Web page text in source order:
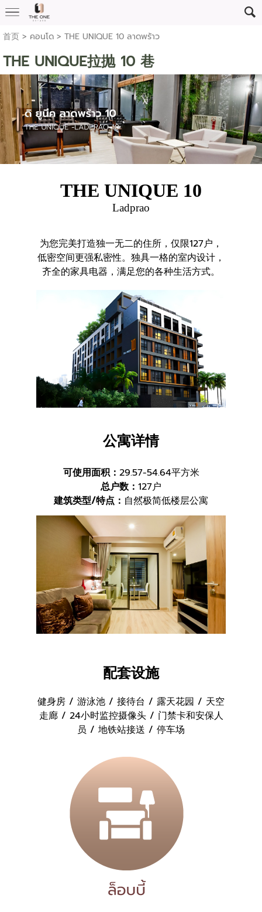
首页> คอนโด> THE UNIQUE 10 ลาดพร้าว
THE UNIQUE拉抛 10 巷
THE UNIQUE 10
Ladprao
为您完美打造独一无二的住所，仅限127户，
低密空间更强私密性。独具一格的室内设计，
齐全的家具电器，满足您的各种生活方式。
公寓详情
可使用面积： 29.57-54.64平方米
总户数： 127户
建筑类型/特点： 自然่极简低楼层公寓
配套设施
健身房 / 游泳池 / 接待台 / 露天花园 / 天空
走廊 / 24小时监控摄像头 / 门禁卡和安保人
员 / 地铁站接送 / 停车场